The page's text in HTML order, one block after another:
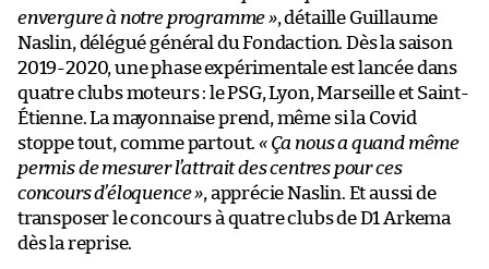
envergure à notre programme », détaille Guillaume
Naslin, délégué général du Fondaction. Dès la saison
2019-2020, une phase expérimentale est lancée dans
quatre clubs moteurs : le PSG, Lyon, Marseille et Saint-
Étienne. La mayonnaise prend, même si la Covid
stoppe tout, comme partout. « Ça nous a quand même
permis de mesurer l’attrait des centres pour ces
concours d’éloquence », apprécie Naslin. Et aussi de
transposer le concours à quatre clubs de D1 Arkema
dès la reprise.